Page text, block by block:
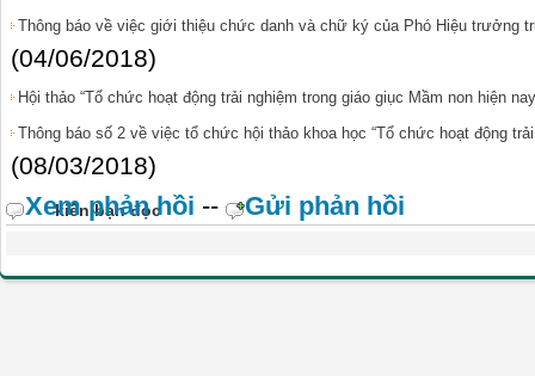
Thông báo về việc giới thiệu chức danh và chữ ký của Phó Hiệu trưởng
(04/06/2018)
Hội thảo “Tổ chức hoạt động trải nghiệm trong giáo giục Mầm non hiện
Thông báo số 2 về việc tổ chức hội thảo khoa học “Tổ chức hoạt động
(08/03/2018)
kiến bạn đọc
Xem phản hồi -- Gửi phản hồi